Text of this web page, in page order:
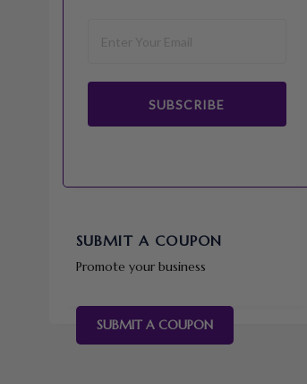
SUBSCRIBE
SUBMIT A COUPON
Promote your business
SUBMIT A COUPON